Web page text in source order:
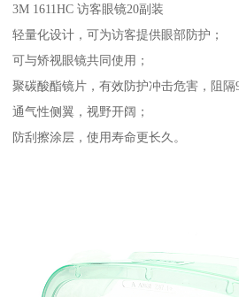
3M 1611HC 访客眼镜20副装
轻量化设计，可为访客提供眼部防护；
可与矫视眼镜共同使用；
聚碳酸酯镜片，有效防护冲击危害，阻隔
通气性侧翼，视野开阔；
防刮擦涂层，使用寿命更长久。